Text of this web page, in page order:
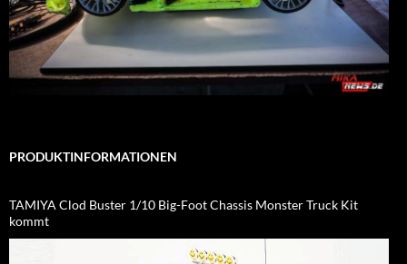
PRODUKTINFORMATIONEN
TAMIYA Clod Buster 1/10 Big-Foot Chassis Monster Truck Kit
kommt